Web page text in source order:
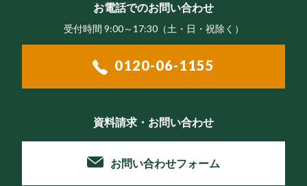
お電話でのお問い合わせ
受付時間 9:00～17:30（⼟・⽇・祝除く）
0120-06-1155
資料請求・お問い合わせ
お問い合わせフォーム